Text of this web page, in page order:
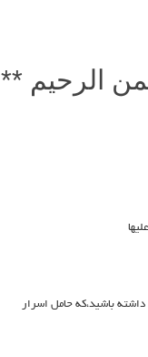
الرحیم **
باشید،که حامل اسرار